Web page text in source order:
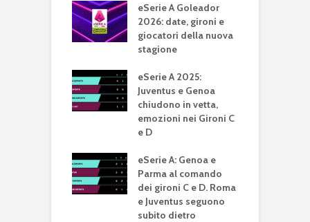
eSerie A Goleador
2026: date, gironi e
giocatori della nuova
stagione
eSerie A 2025:
Juventus e Genoa
chiudono in vetta,
emozioni nei Gironi C
e D
eSerie A: Genoa e
Parma al comando
dei gironi C e D. Roma
e Juventus seguono
subito dietro